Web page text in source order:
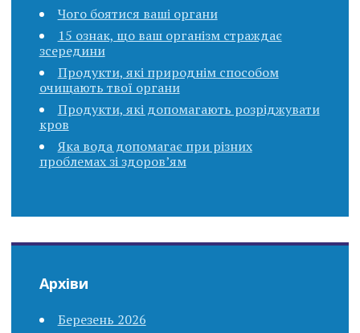
Чого боятися ваші органи
15 ознак, що ваш організм страждає
зсередини
Продукти, які природнім способом
очищають твої органи
Продукти, які допомагають розріджувати
кров
Яка вода допомагає при різних
проблемах зі здоров’ям
Архіви
Березень 2026